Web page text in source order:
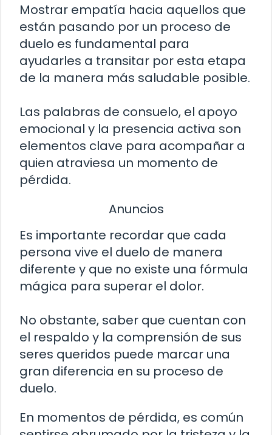
Mostrar empatía hacia aquellos que
están pasando por un proceso de
duelo es fundamental para
ayudarles a transitar por esta etapa
de la manera más saludable posible.
Las palabras de consuelo, el apoyo
emocional y la presencia activa son
elementos clave para acompañar a
quien atraviesa un momento de
pérdida.
Anuncios
Es importante recordar que cada
persona vive el duelo de manera
diferente y que no existe una fórmula
mágica para superar el dolor.
No obstante, saber que cuentan con
el respaldo y la comprensión de sus
seres queridos puede marcar una
gran diferencia en su proceso de
duelo.
En momentos de pérdida, es común